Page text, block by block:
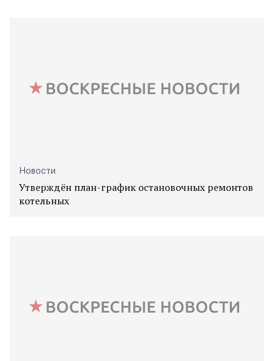
Новости
Утверждён план-график остановочных ремонтов
котельных